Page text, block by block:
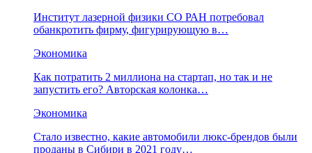
Институт лазерной физики СО РАН потребовал
обанкротить фирму, фигурирующую в…
Экономика
Как потратить 2 миллиона на стартап, но так и не
запустить его? Авторская колонка…
Экономика
Стало известно, какие автомобили люкс-брендов были
проданы в Сибири в 2021 году…